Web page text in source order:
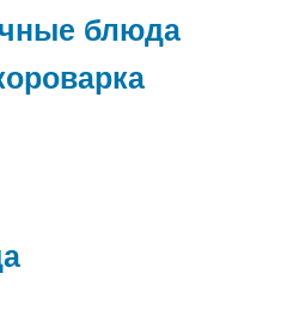
блюда